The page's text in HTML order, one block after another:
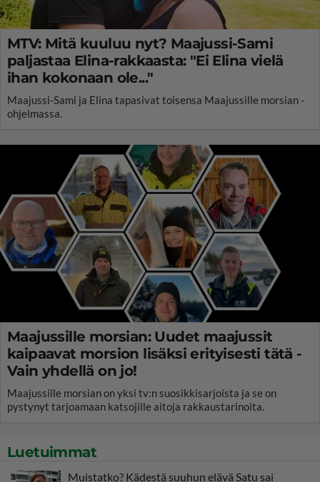
MTV: Mitä kuuluu nyt? Maajussi-Sami
paljastaa Elina-rakkaasta: "Ei Elina vielä
ihan kokonaan ole..."
Maajussi-Sami ja Elina tapasivat toisensa Maajussille morsian -
ohjelmassa.
Maajussille morsian: Uudet maajussit
kaipaavat morsion lisäksi erityisesti tätä -
Vain yhdellä on jo!
Maajussille morsian on yksi tv:n suosikkisarjoista ja se on
pystynyt tarjoamaan katsojille aitoja rakkaustarinoita.
Luetuimmat
Muistatko? Kädestä suuhun elävä Satu sai